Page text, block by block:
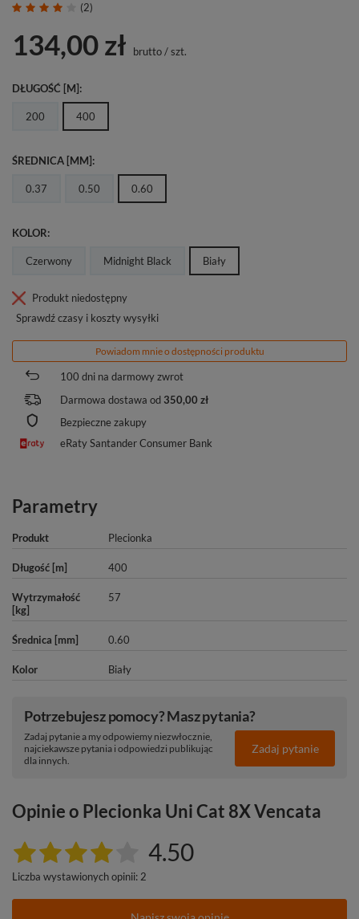
(2)
134,00 zł brutto/szt.
DŁUGOŚĆ [M]
200 400
ŚREDNICA [MM]
0.37 0.50 0.60
KOLOR
Czerwony Midnight Black Biały
Produkt niedostępny
Sprawdź czasy i koszty wysyłki
Powiadom mnie o dostępności produktu
100 dni na darmowy zwrot
Darmowa dostawa od 350,00 zł
Bezpieczne zakupy
eRaty Santander Consumer Bank
Parametry
Produkt Plecionka
Długość [m] 400
Wytrzymałość
[kg]
57
Średnica [mm] 0.60
Kolor Biały
Potrzebujesz pomocy? Masz pytania?
Zadaj pytanie a my odpowiemy niezwłocznie,
najciekawsze pytania i odpowiedzi publikując
dla innych.
Zadaj pytanie
Opinie o Plecionka Uni Cat 8X Vencata
4.50
Liczba wystawionych opinii: 2